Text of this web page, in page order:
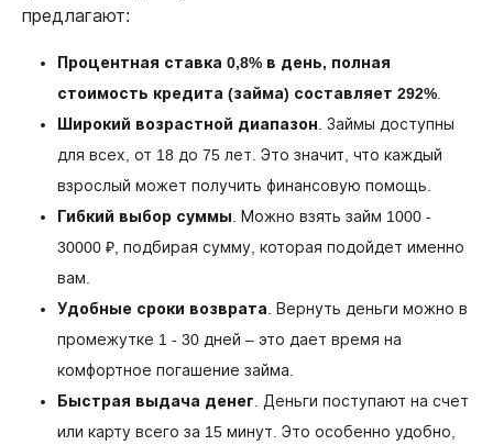
предлагают:
Процентная ставка 0,8% в день, полная
стоимость кредита (займа) составляет 292%
Широкий возрастной диапазон . Займы доступны
для всех, от 18 до 75 лет. Это значит, что каждый
взрослый может получить финансовую помощь.
Гибкий выбор суммы . Можно взять займ 1000 -
30000 ₽, подбирая сумму, которая подойдет именно
вам.
Удобные сроки возврата . Вернуть деньги можно в
промежутке 1 - 30 дней – это дает время на
комфортное погашение займа.
Быстрая выдача денег . Деньги поступают на счет
или карту всего за 15 минут. Это особенно удобно,